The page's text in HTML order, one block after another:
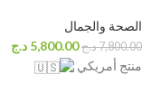
الصحة والجمال
7,800.00د.ج 5,800.00 د.ج
منتج أمريكي